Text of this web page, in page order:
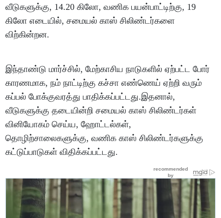
வீடுகளுக்கு, 14.20 கிலோ, வணிக பயன்பாட்டிற்கு, 19
கிலோ எடையில், சமையல் காஸ் சிலிண்டர்களை
விற்கின்றன.
இந்தாண்டு மார்ச்சில், மேற்காசிய நாடுகளில் ஏற்பட்ட போர்
காரணமாக, நம் நாட்டிற்கு கச்சா எண்ணெய் ஏற்றி வரும்
கப்பல் போக்குவரத்து பாதிக்கப்பட்டது.இதனால்,
வீடுகளுக்கு தடையின்றி சமையல் காஸ் சிலிண்டர்கள்
வினியோகம் செய்ய, ஹோட்டல்கள்,
தொழிற்சாலைகளுக்கு, வணிக காஸ் சிலிண்டர்களுக்கு
கட்டுப்பாடுகள் விதிக்கப்பட்டது.